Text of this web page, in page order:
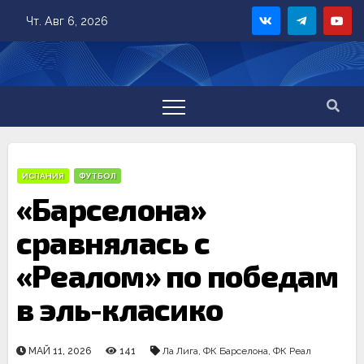
content
Чт. Авг 6, 2026
ИСПАНИЯ ФУТБОЛ
«Барселона»
сравнялась с
«Реалом» по победам
в эль-класико
МАЙ 11, 2026 141 Ла Лига, ФК Барселона, ФК Реал